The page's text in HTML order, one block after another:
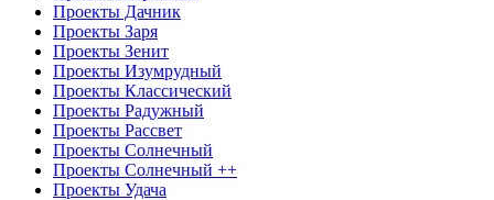
Проекты Дачник
Проекты Заря
Проекты Зенит
Проекты Изумрудный
Проекты Классический
Проекты Радужный
Проекты Рассвет
Проекты Солнечный
Проекты Солнечный ++
Проекты Удача